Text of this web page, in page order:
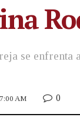
se
AM 0